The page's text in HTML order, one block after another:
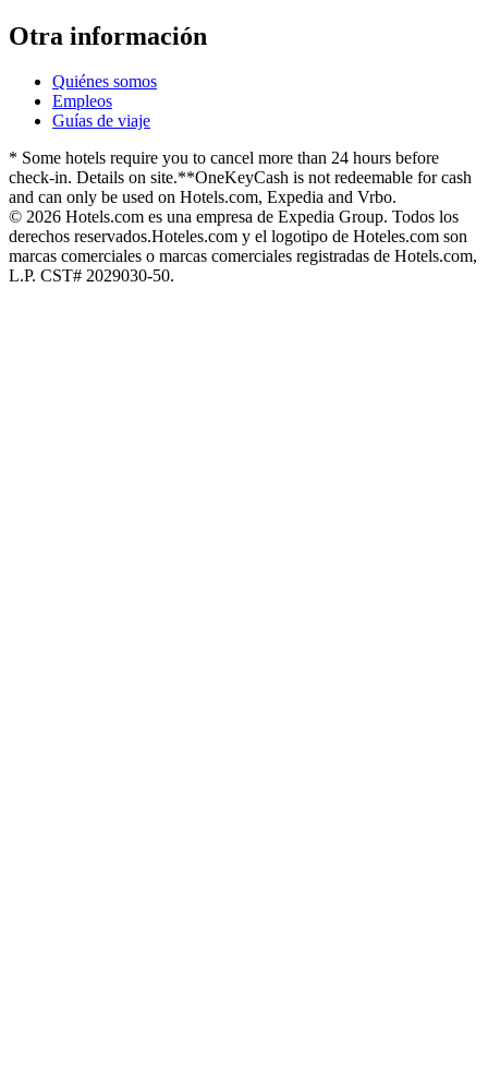
Otra información
Quiénes somos
Empleos
Guías de viaje
* Some hotels require you to cancel more than 24 hours before
check-in. Details on site.**OneKeyCash is not redeemable for cash
and can only be used on Hotels.com, Expedia and Vrbo.
© 2026 Hotels.com es una empresa de Expedia Group. Todos los
derechos reservados.Hoteles.com y el logotipo de Hoteles.com son
marcas comerciales o marcas comerciales registradas de Hotels.com,
L.P. CST# 2029030-50.